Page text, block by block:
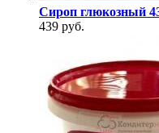
Сироп глюкозный
439 руб.